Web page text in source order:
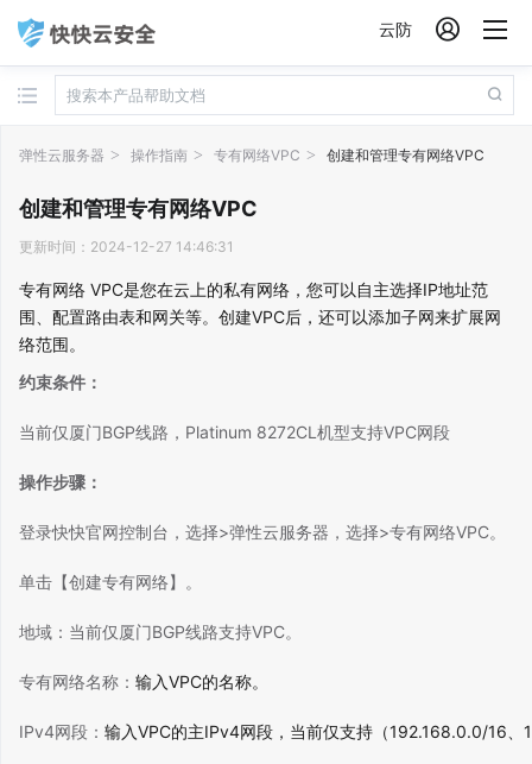
云防 
弹性云服务器 操作指南 专有网络VPC 创建和管理专有网络VPC
创建和管理专有网络VPC
更新时间：2024-12-27 14:46:31
专有网络 VPC是您在云上的私有网络，您可以自主选择IP地址范
围、配置路由表和网关等。创建VPC后，还可以添加子网来扩展网
络范围。
约束条件：
当前仅厦门BGP线路， Platinum 8272CL机型支持VPC网段
操作步骤：
登录快快官网控制台，选择>弹性云服务器，选择>专有网络VPC。
单击【创建专有网络】。
地域：当前仅厦门BGP线路支持VPC。
专有网络名称： 输入VPC的名称。
IPv4网段： 输入VPC的主IPv4网段，当前仅支持（192.168.0.0/16、